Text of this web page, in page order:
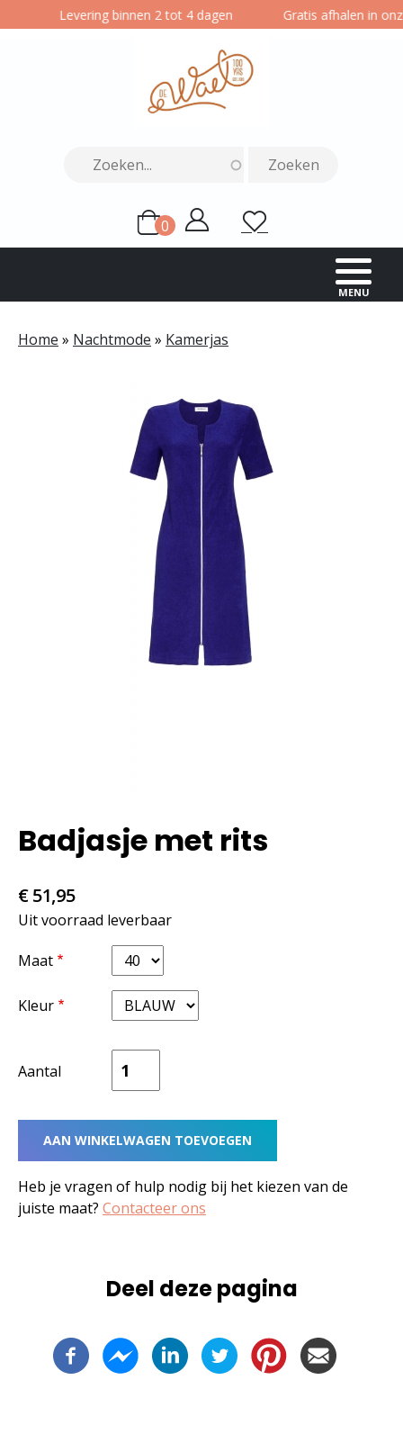
Overslaan
en
Levering binnen 2 tot 4 dagen Gratis afhalen in
0
itemsGebruikersmenu
Mijn
Wensenlijst
MENU
Home Nachtmode Kamerjas
Badjasje met rits
€ 51,95
Uit voorraad leverbaar
Maat
Kleur
Aantal
Heb je vragen of hulp nodig bij het kiezen van de
juiste maat? Contacteer ons
Deel deze pagina